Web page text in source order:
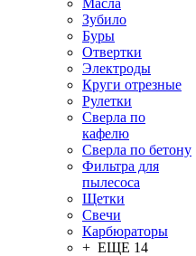
Масла
Зубило
Буры
Отвертки
Электроды
Круги отрезные
Рулетки
Сверла по
кафелю
Сверла по бетону
Фильтра для
пылесоса
Щетки
Свечи
Карбюраторы
+ ЕЩЕ 14